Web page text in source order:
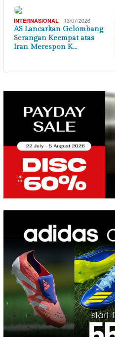
INTERNASIONAL 13/07/2026
AS Lancarkan Gelombang
Serangan Keempat atas
Iran Merespon K…